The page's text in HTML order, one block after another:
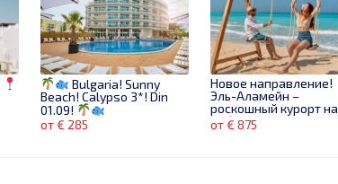
Bulgaria! Sunny
Beach! Calypso 3*! Din
01.09!
от € 285
Новое направление!
Эль-Аламейн –
роскошный курорт на
побережье Египта!
от € 875